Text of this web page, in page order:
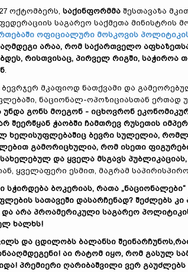
ოქტომბერს, საქინფორმმა შესთავაზა
საგარეო საქმეთა მინისტრის
ოფიციალური მოსკოვის
არაა, რომ საქართველო
რისთვისაც, პირველ რიგში, საჭიროა
.
მკაფიოდ ნათქვამი და
ნაციონალ-ოპოზიციასთან ერთად
უნდა გონს მოეგონ - იცხოვრონ
შეერწყან ჭაობში ჩამთრევ რუსეთის
ხელისუფლებაშიც ბევრი სულელია,
გამორიცხულია, რომ ისეთი
და ყველა მსგავს
ყველაფერი ესმით, მაგრამ
სჭირდება ბოკერიას, რათა
სათავეში დასარჩენად? შეძლებს
არა პროამერიკული საგარეო
ხალხს!
და ცდილობს ბალანსი
აი რატომ იყო, რომ გასულ
პრემიერი ღარიბაშვილი ვერ